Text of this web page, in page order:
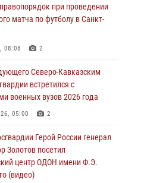
почтили память Николая
12:00
крышу Смольного собора в
(видео)
11:34 3 1
11:33
раненых росгвардейцев в
при проведении
матча по футболу в Санкт-
08:08 2
Северо-Кавказским
встретился с
военных вузов 2026 года
05:00 2
Герой России генерал
Золотов посетил
центр ОДОН имени Ф.Э.
(видео)